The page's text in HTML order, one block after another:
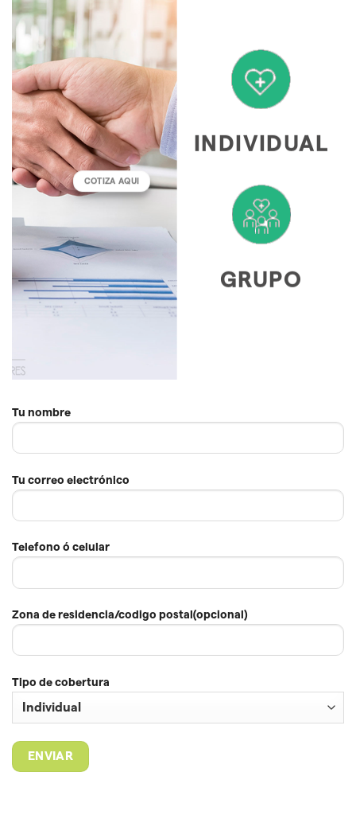
COTIZA AQUI
INDIVIDUAL
GRUPO
Tu nombre
Tu correo electrónico
Telefono ó celular
Zona de residencia/codigo postal(opcional)
Tipo de cobertura